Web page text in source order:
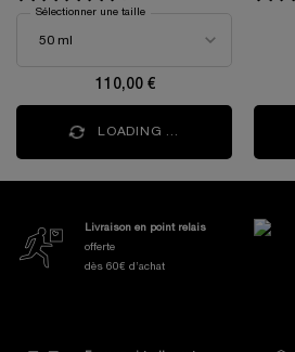
Sélectionner une taille
110,00 €
LOADING ...
Nos Engagements et Avantages
Livraison en point relais
offerte
dès 60€ d’achat